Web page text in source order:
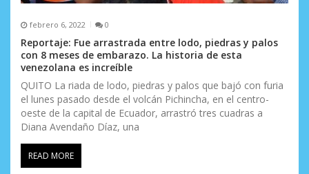
febrero 6, 2022 0
Reportaje: Fue arrastrada entre lodo, piedras y palos
con 8 meses de embarazo. La historia de esta
venezolana es increíble
QUITO La riada de lodo, piedras y palos que bajó con furia
el lunes pasado desde el volcán Pichincha, en el centro-
oeste de la capital de Ecuador, arrastró tres cuadras a
Diana Avendaño Díaz, una
READ MORE